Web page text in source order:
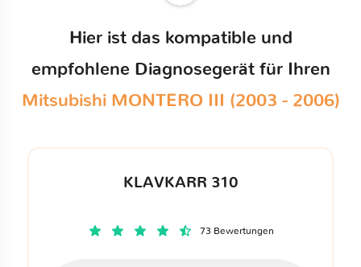
Hier ist das kompatible und
empfohlene Diagnosegerät für Ihren
Mitsubishi MONTERO III (2003 - 2006)
KLAVKARR 310
73 Bewertungen